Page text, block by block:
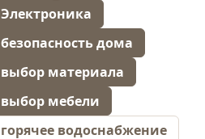
Электроника
безопасность дома
выбор материала
выбор мебели
горячее водоснабжение